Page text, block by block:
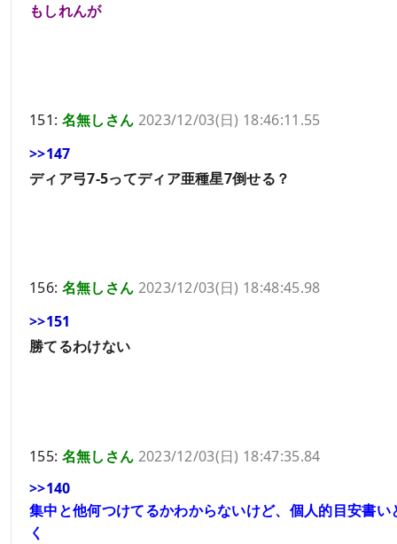
もしれんが
151: 名無しさん 2023/12/03(日) 18:46:11.55
>>147
ディア弓7-5ってディア亜種星7倒せる？
156: 名無しさん 2023/12/03(日) 18:48:45.98
>>151
勝てるわけない
155: 名無しさん 2023/12/03(日) 18:47:35.84
>>140
集中と他何つけてるかわからないけど、個人的目安書い
く